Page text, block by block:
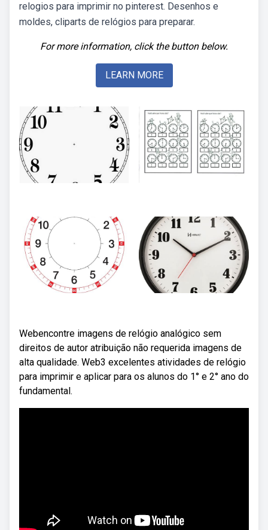
relogios para imprimir no pinterest. Desenhos e
moldes, cliparts de relógios para preparar.
For more information, click the button below.
LEARN MORE
Webencontre imagens de relógio analógico sem
direitos de autor atribuição não requerida imagens de
alta qualidade. Web3 excelentes atividades de relógio
para imprimir e aplicar para os alunos do 1° e 2° ano do
fundamental.